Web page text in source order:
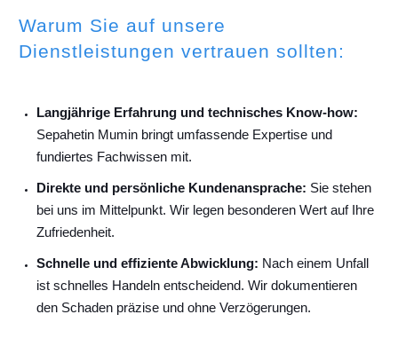
Warum Sie auf unsere
Dienstleistungen vertrauen sollten:
Langjährige Erfahrung und technisches Know-how:
Sepahetin Mumin bringt umfassende Expertise und
fundiertes Fachwissen mit.
Direkte und persönliche Kundenansprache: Sie stehen
bei uns im Mittelpunkt. Wir legen besonderen Wert auf Ihre
Zufriedenheit.
Schnelle und effiziente Abwicklung: Nach einem Unfall
ist schnelles Handeln entscheidend. Wir dokumentieren
den Schaden präzise und ohne Verzögerungen.